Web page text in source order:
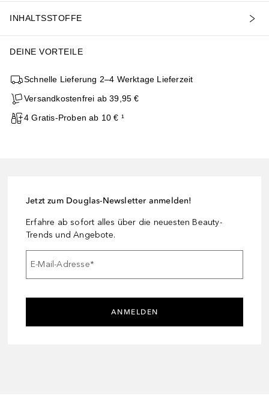
INHALTSSTOFFE
DEINE VORTEILE
Schnelle Lieferung 2–4 Werktage Lieferzeit
Versandkostenfrei ab 39,95 €
4 Gratis-Proben ab 10 € ¹
Jetzt zum Douglas-Newsletter anmelden!
Erfahre ab sofort alles über die neuesten Beauty-
Trends und Angebote.
E-Mail-Adresse*
ANMELDEN